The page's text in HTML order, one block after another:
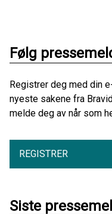
Følg
Registrer deg med din
nyeste sakene fra
melde deg av når som
REGISTRER
Siste